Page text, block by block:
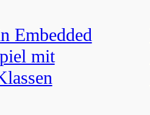
Embedded
mit